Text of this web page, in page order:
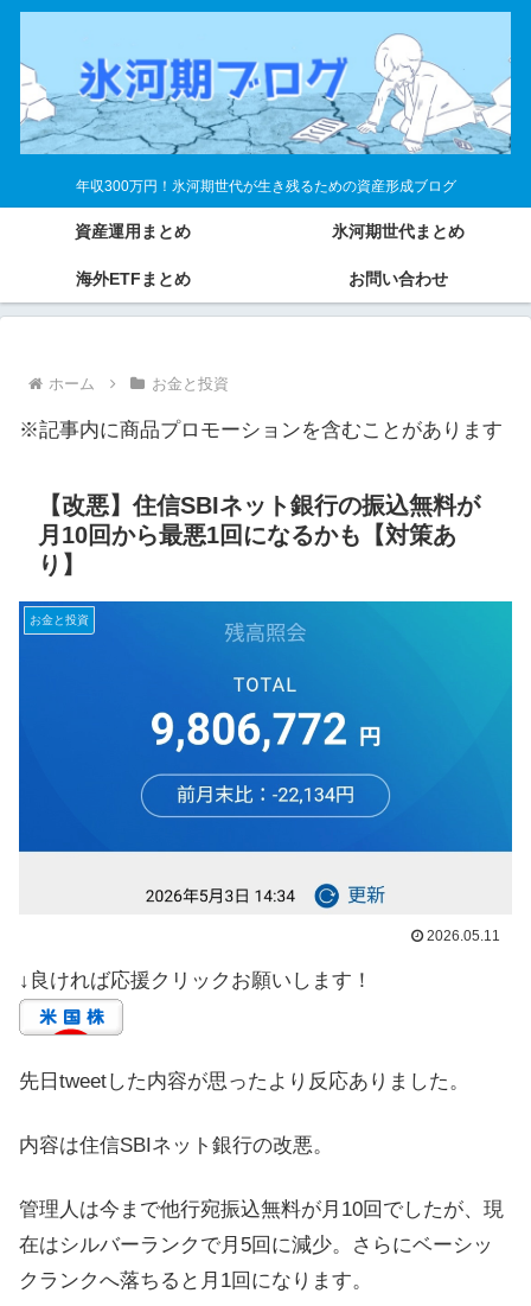
年収300万円！氷河期世代が生き残るための資産形成ブログ
資産運用まとめ 氷河期世代まとめ
海外ETFまとめ お問い合わせ
ホーム お金と投資
※記事内に商品プロモーションを含むことがあります
【改悪】住信SBIネット銀行の振込無料が
月10回から最悪1回になるかも【対策あ
り】
お金と投資
2026.05.11
↓良ければ応援クリックお願いします！
先日tweetした内容が思ったより反応ありました。
内容は住信SBIネット銀行の改悪。
管理人は今まで他行宛振込無料が月10回でしたが、現
在はシルバーランクで月5回に減少。さらにベーシッ
クランクへ落ちると月1回になります。